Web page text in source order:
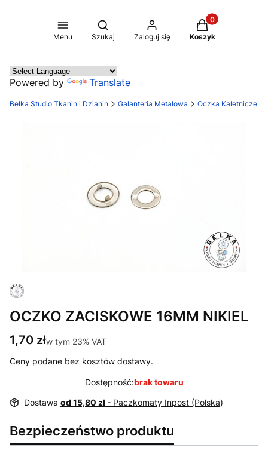
Menu
Otwórz wyszukiwarkę
Szukaj Zaloguj się
Produkty w
Koszyk
Powered by Translate
Belka Studio Tkanin i Dzianin Galanteria Metalowa Oczka Kaletnicze
OCZKO ZACISKOWE 16MM NIKIEL
Cena
1,70 złw tym 23% VAT
w tym 23% VAT
Ceny podane bez kosztów dostawy.
Dostępność:brak towaru
Dostawa od 15,80 zł - Paczkomaty Inpost (Polska)
Bezpieczeństwo produktu